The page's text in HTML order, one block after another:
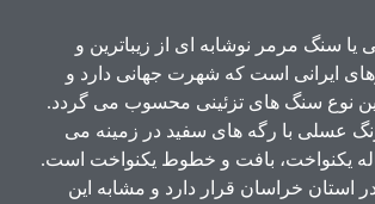
سنگ مرمر نوشابه ای از زیباترین و
ایرانی است که شهرت جهانی دارد و
نوع سنگ های تزئینی محسوب می گردد.
عسلی با رگه های سفید در زمینه می
یکنواخت، بافت و خطوط یکنواخت است.
استان خراسان قرار دارد و مشابه این